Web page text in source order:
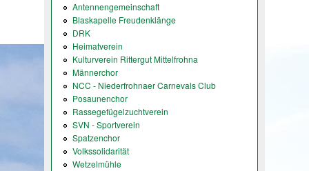
Antennengemeinschaft
Blaskapelle Freudenklänge
DRK
Heimatverein
Kulturverein Rittergut Mittelfrohna
Männerchor
NCC - Niederfrohnaer Carnevals Club
Posaunenchor
Rassegefügelzuchtverein
SVN - Sportverein
Spatzenchor
Volkssolidarität
Wetzelmühle